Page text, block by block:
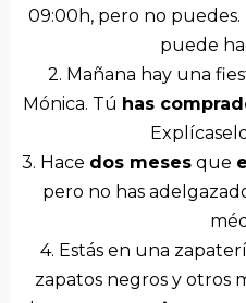
09:00h, pero no
puede
2. Mañana hay una
Mónica. Tú has
3. Hace dos mesesque
pero no has
4. Estás en una
zapatos negros y otros